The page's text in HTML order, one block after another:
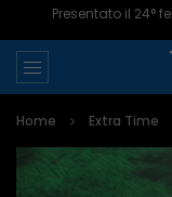
Presentato il 24°
Home Extra Time